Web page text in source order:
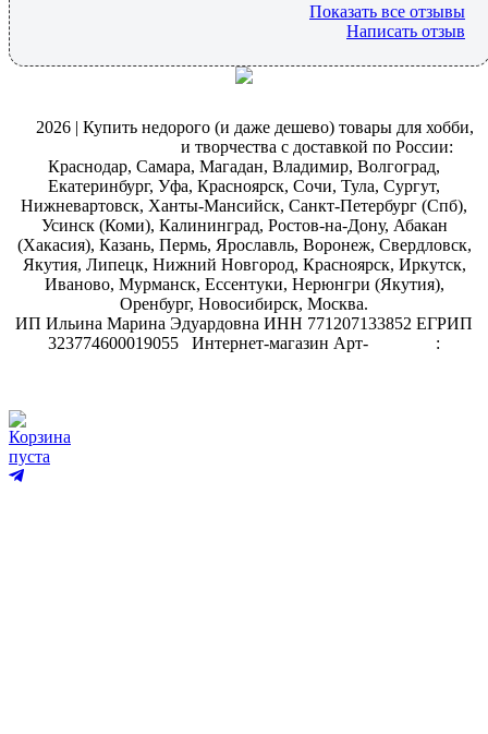
Показать все отзывы
Написать отзыв
2026 | Купить недорого (и даже дешево) товары для хобби,
и творчества с доставкой по России:
Краснодар, Самара, Магадан, Владимир, Волгоград,
Екатеринбург, Уфа, Красноярск, Сочи, Тула, Сургут,
Нижневартовск, Ханты-Мансийск, Санкт-Петербург (Спб),
Усинск (Коми), Калининград, Ростов-на-Дону, Абакан
(Хакасия), Казань, Пермь, Ярославль, Воронеж, Свердловск,
Якутия, Липецк, Нижний Новгород, Красноярск, Иркутск,
Иваново, Мурманск, Ессентуки, Нерюнгри (Якутия),
Оренбург, Новосибирск, Москва.
ИП Ильина Марина Эдуардовна ИНН 771207133852 ЕГРИП
323774600019055
Интернет-магазин Арт-
:
Корзина
пуста